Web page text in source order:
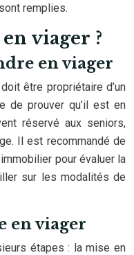
remplies.
viager ?
en viager
être propriétaire d’un
de prouver qu’il est en
réservé aux seniors,
Il est recommandé de
pour évaluer la
sur les modalités de
en viager
étapes : la mise en